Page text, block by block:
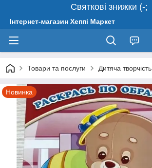
Святкові знижки (-;
Інтернет-магазин Хеппі Маркет
Товари та послуги Дитяча творчість
Новинка